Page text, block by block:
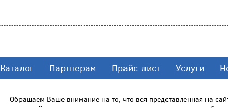
Каталог Партнерам Прайс-лист Услуги
Обращаем Ваше внимание на то, что вся представленная на